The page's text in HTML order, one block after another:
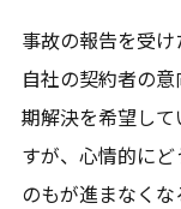
事故の報告を受
自社の契約者の
期解決を希望し
すが、心情的に
のもが進まなくな